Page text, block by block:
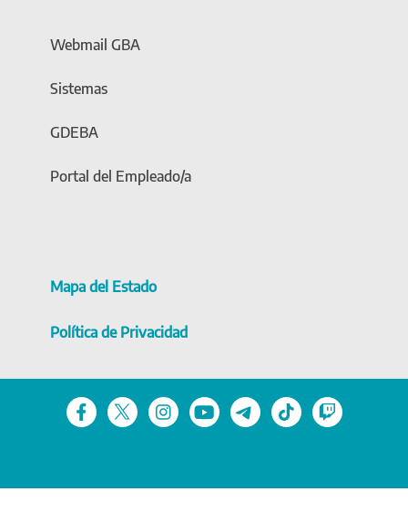
Webmail GBA
Sistemas
GDEBA
Portal del Empleado/a
Mapa del Estado
Política de Privacidad